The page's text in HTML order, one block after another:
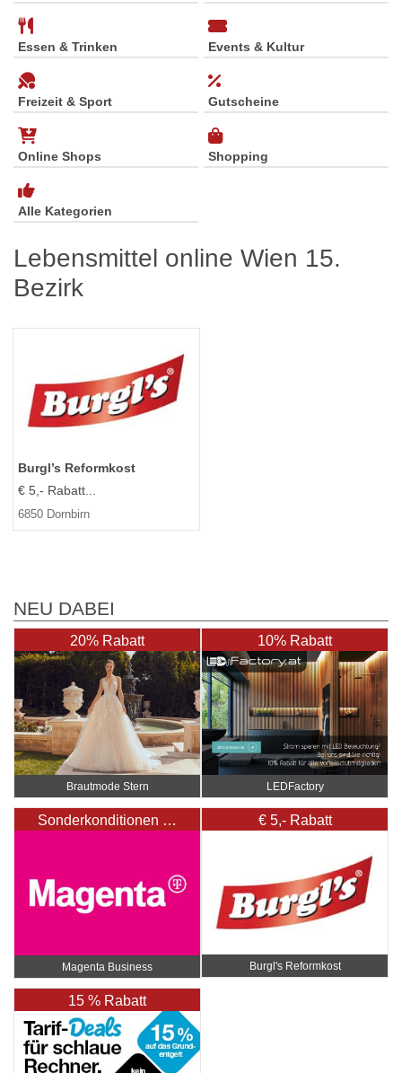
Essen & Trinken Events & Kultur
Freizeit & Sport Gutscheine
Online Shops Shopping
Alle Kategorien
Lebensmittel online Wien 15.
Bezirk
Burgl’s Reformkost
€ 5,- Rabatt...
6850 Dornbirn
NEU DABEI
20% Rabatt
Brautmode Stern
10% Rabatt
LEDFactory
Sonderkonditionen …
Magenta Business
€ 5,- Rabatt
Burgl's Reformkost
15 % Rabatt